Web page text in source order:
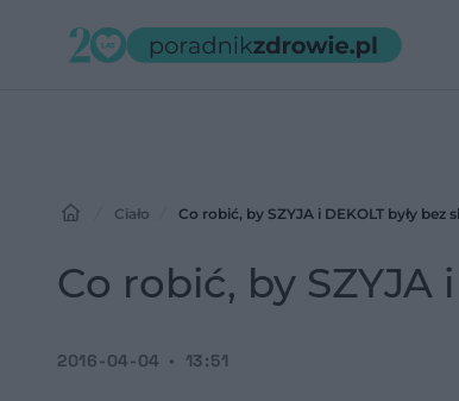
Ciało Co robić, by SZYJA i DEKOLT były bez
Co robić, by SZYJA
2016-04-04 13:51